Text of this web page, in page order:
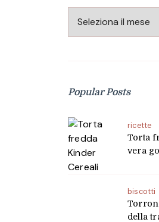
Archivio
Popular Posts
ricette
Torta
vera
biscotti
della